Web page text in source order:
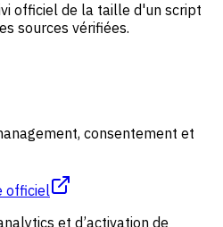
officiel de la taille d'un script
sources vérifiées.
consentement et
officiel
et d’activation de